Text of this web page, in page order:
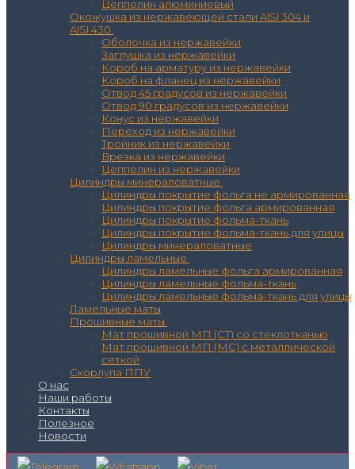
Цеппелин алюминиевый
Окожушка из нержавеющей стали AISI 304 и
AISI 430
Оболочка из нержавейки
Заглушка из нержавейки
Короб на арматуру из нержавейки
Короб на фланец из нержавейки
Отвод 45 градусов из нержавейки
Отвод 90 градусов из нержавейки
Конус из нержавейки
Переход из нержавейки
Тройник из нержавейки
Врезка из нержавейки
Цеппелин из нержавейки
Цилиндры минераловатные
Цилиндры покрытие фольга не армированная
Цилиндры покрытие фольга армированная
Цилиндры покрытие фольма-ткань
Цилиндры покрытие фольма-ткань для улицы
Цилиндры минераловатные
Цилиндры ламельные
Цилиндры ламельные фольга армированная
Цилиндры ламельные фольма-ткань
Цилиндры ламельные фольма-ткань для улицы
Ламельные маты
Прошивные маты
Мат прошивной МП (СТ) со стеклотканью
Мат прошивной МП (МС) с металлической
сеткой
Скорлупа ППУ
О нас
Наши работы
Контакты
Полезное
Новости